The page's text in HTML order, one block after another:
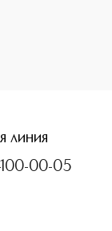
линия
00-05